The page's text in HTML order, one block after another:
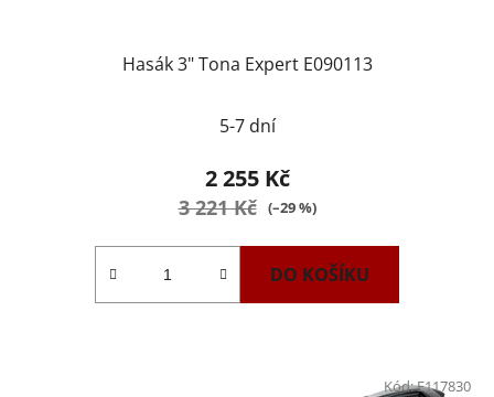
Hasák 3" Tona Expert E090113
5-7 dní
2 255 Kč
3 221 Kč (–29 %)
DO KOŠÍKU
Kód:E117830